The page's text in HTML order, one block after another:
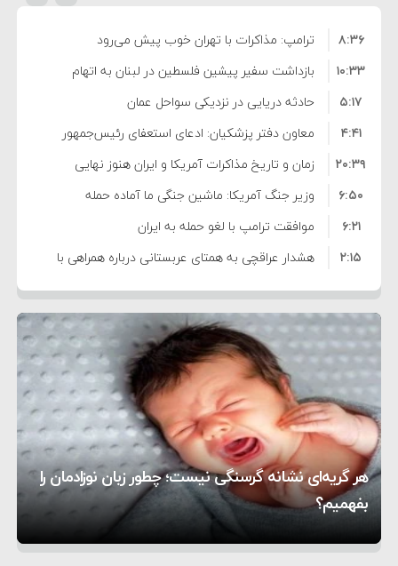
ترامپ: مذاکرات با تهران خوب پیش می‌رود
۸:۳۶
بازداشت سفیر پیشین فلسطین در لبنان به اتهام
فساد و اختلاس اموال
۱۰:۳۳
حادثه دریایی در نزدیکی سواحل عمان
۵:۱۷
معاون دفتر پزشکیان: ادعای استعفای رئیس‌جمهور
واهی و کذب محض است
۴:۴۱
زمان و تاریخ مذاکرات آمریکا و ایران هنوز نهایی
نشده است
۲۰:۳۹
وزیر جنگ آمریکا: ماشین جنگی ما آماده حمله
نظامی علیه ایران است
۶:۵۰
موافقت ترامپ با لغو حمله به ایران
۶:۲۱
هشدار عراقچی به همتای عربستانی درباره همراهی با
آمریکا
۲:۱۵
مقام ارشد امنیتی: برنامه گسترده‌ای برای پاسخ به
دیوانگی آمریکا داریم
۷:۱۰
ترامپ دستور حملات جدید علیه ایران را صادر کرد
۵:۴۵
سپاه: دو نفتکش متخلف مورد اصابت قرار گرفته و
متوقف شدند
۱۲:۵۹
ترامپ مدعی توافق تاریخی برای خلع سلاح کامل
حماس شد
۸:۵۷
اعتراض عراقچی به همتای بلغارستانی به دلیل کمک
به آمریکا در حملات به ایران
۱۶:۱۹
کشورهایی که به متجاوزان کمک می کنند پاسخ
سختی خواهند گرفت
۱۰:۱۵
سنتکام پایان تجاوز جدید به ایران را اعلام کرد
۶:۰۵
هر گریه‌ای نشانه گرسنگی نیست؛ چطور زبان نوزادمان را
بفهمیم؟
تغذیه پدر می‌تواند بر سلامت نوزاد تأثیر بگذارد
روی دیگر زندگی